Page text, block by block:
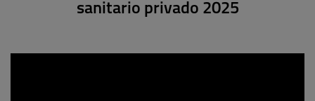
sanitario privado 2025